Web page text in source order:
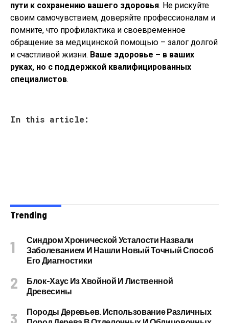
пути к сохранению вашего здоровья. Не рискуйте
своим самочувствием, доверяйте профессионалам и
помните, что профилактика и своевременное
обращение за медицинской помощью – залог долгой
и счастливой жизни. Ваше здоровье – в ваших
руках, но с поддержкой квалифицированных
специалистов.
In this article:
Trending
Синдром Хронической Усталости Назвали
Заболеванием И Нашли Новый Точный Способ
Его Диагностики
Блок-Хаус Из Хвойной И Лиственной
Древесины
Породы Деревьев. Использование Различных